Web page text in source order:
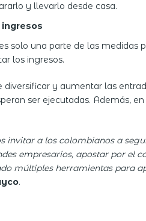
y llevarlo desde casa.
solo una parte de las
los ingresos.
diversificar y aumentar las
ser ejecutadas. Además,
invitar a los colombianos a
empresarios, apostar por el
múltiples herramientas para
.